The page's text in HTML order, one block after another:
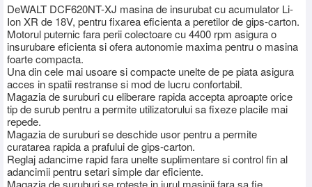
DeWALT DCF620NT-XJ masina de insurubat cu acumulator Li-
Ion XR de 18V, pentru fixarea eficienta a peretilor de gips-carton.
Motorul puternic fara perii colectoare cu 4400 rpm asigura o
insurubare eficienta si ofera autonomie maxima pentru o masina
foarte compacta.
Una din cele mai usoare si compacte unelte de pe piata asigura
acces in spatii restranse si mod de lucru confortabil.
Magazia de suruburi cu eliberare rapida accepta aproapte orice
tip de surub pentru a permite utilizatorului sa fixeze placile mai
repede.
Magazia de suruburi se deschide usor pentru a permite
curatarea rapida a prafului de gips-carton.
Reglaj adancime rapid fara unelte suplimentare si control fin al
adancimii pentru setari simple dar eficiente.
Magazia de suruburi se roteste in jurul masinii fara sa fie